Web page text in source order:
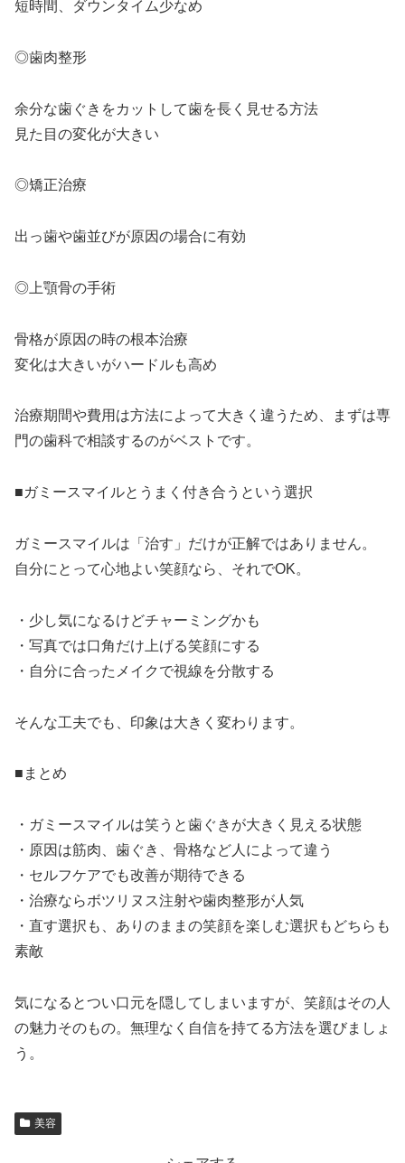
短時間、ダウンタイム少なめ
◎歯肉整形
余分な歯ぐきをカットして歯を長く見せる方法
見た目の変化が大きい
◎矯正治療
出っ歯や歯並びが原因の場合に有効
◎上顎骨の手術
骨格が原因の時の根本治療
変化は大きいがハードルも高め
治療期間や費用は方法によって大きく違うため、まずは専
門の歯科で相談するのがベストです。
■ガミースマイルとうまく付き合うという選択
ガミースマイルは「治す」だけが正解ではありません。
自分にとって心地よい笑顔なら、それでOK。
・少し気になるけどチャーミングかも
・写真では口角だけ上げる笑顔にする
・自分に合ったメイクで視線を分散する
そんな工夫でも、印象は大きく変わります。
■まとめ
・ガミースマイルは笑うと歯ぐきが大きく見える状態
・原因は筋肉、歯ぐき、骨格など人によって違う
・セルフケアでも改善が期待できる
・治療ならボツリヌス注射や歯肉整形が人気
・直す選択も、ありのままの笑顔を楽しむ選択もどちらも
素敵
気になるとつい口元を隠してしまいますが、笑顔はその人
の魅力そのもの。無理なく自信を持てる方法を選びましょ
う。
美容